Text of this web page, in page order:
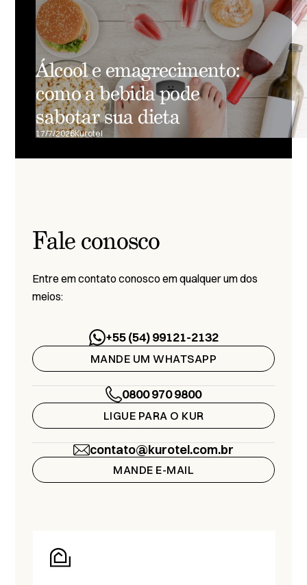
Álcool e emagrecimento:
como a bebida pode
sabotar sua dieta
17/7/2026Kurotel
Fale conosco
Entre em contato conosco em qualquer um dos
meios:
+55 (54) 99121-2132
MANDE UM WHATSAPP
0800 970 9800
LIGUE PARA O KUR
contato@kurotel.com.br
MANDE E-MAIL